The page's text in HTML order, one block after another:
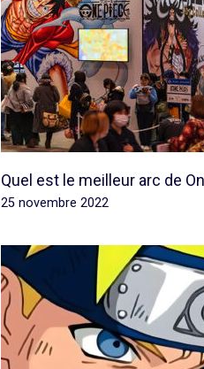
Quel est le meilleur arc de
25 novembre 2022